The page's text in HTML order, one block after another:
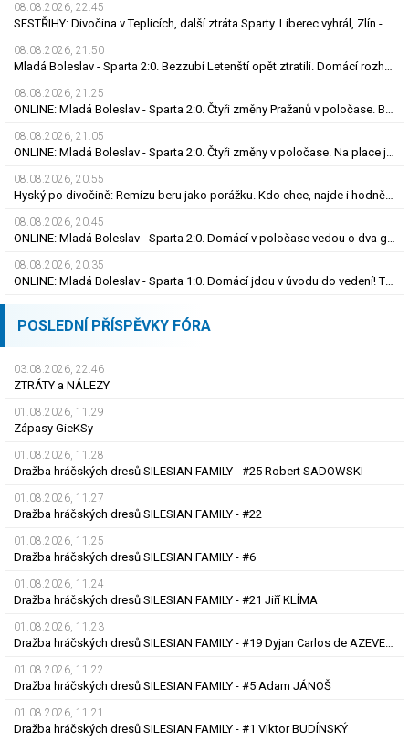
08.08.2026, 22.45
SESTŘIHY: Divočina v Teplicích, další ztráta Sparty. Liberec vyhrál, Zlín - Bohemians 0:2
08.08.2026, 21.50
Mladá Boleslav - Sparta 2:0. Bezzubí Letenští opět ztratili. Domácí rozhodli v první půli
08.08.2026, 21.25
ONLINE: Mladá Boleslav - Sparta 2:0. Čtyři změny Pražanů v poločase. Brunes trefil tyč
08.08.2026, 21.05
ONLINE: Mladá Boleslav - Sparta 2:0. Čtyři změny v poločase. Na place jsou Brunes i Karabec
08.08.2026, 20.55
Hyský po divočině: Remízu beru jako porážku. Kdo chce, najde i hodně pozitivních věcí
08.08.2026, 20.45
ONLINE: Mladá Boleslav - Sparta 2:0. Domácí v poločase vedou o dva góly! Letenští bez střely
08.08.2026, 20.35
ONLINE: Mladá Boleslav - Sparta 1:0. Domácí jdou v úvodu do vedení! Trefil se Šubert
POSLEDNÍ PŘÍSPĚVKY FÓRA
03.08.2026, 22.46
ZTRÁTY a NÁLEZY
01.08.2026, 11.29
Zápasy GieKSy
01.08.2026, 11.28
Dražba hráčských dresů SILESIAN FAMILY - #25 Robert SADOWSKI
01.08.2026, 11.27
Dražba hráčských dresů SILESIAN FAMILY - #22
01.08.2026, 11.25
Dražba hráčských dresů SILESIAN FAMILY - #6
01.08.2026, 11.24
Dražba hráčských dresů SILESIAN FAMILY - #21 Jiří KLÍMA
01.08.2026, 11.23
Dražba hráčských dresů SILESIAN FAMILY - #19 Dyjan Carlos de AZEVEDO
01.08.2026, 11.22
Dražba hráčských dresů SILESIAN FAMILY - #5 Adam JÁNOŠ
01.08.2026, 11.21
Dražba hráčských dresů SILESIAN FAMILY - #1 Viktor BUDÍNSKÝ